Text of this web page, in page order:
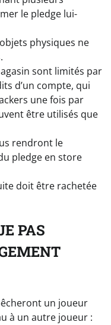
le pledge lui-
physiques ne
sont limités par
d’un compte, qui
une fois par
être utilisés que
rendront le
pledge en store
doit être rachetée
PAS
un joueur
à un autre joueur :